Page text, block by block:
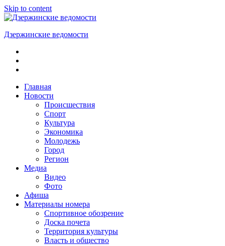
Skip to content
Дзержинские ведомости
ОБЩЕСТВЕННО-
ПОЛИТИЧЕСКАЯ
ГАЗЕТАГлавная
Новости
Происшествия
Спорт
Культура
Экономика
Молодежь
Город
Регион
Медиа
Видео
Фото
Афиша
Материалы номера
Спортивное обозрение
Доска почета
Территория культуры
Власть и общество